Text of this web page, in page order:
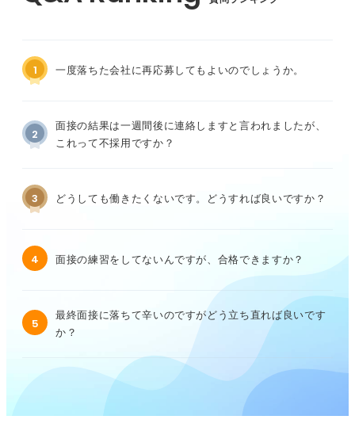
1 一度落ちた会社に再応募してもよいのでしょうか。
2
面接の結果は一週間後に連絡しますと言われましたが、
これって不採用ですか？
3 どうしても働きたくないです。どうすれば良いですか？
4 面接の練習をしてないんですが、合格できますか？
5
最終面接に落ちて辛いのですがどう立ち直れば良いです
か？